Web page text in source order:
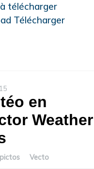
télécharger
Télécharger
en
Weather
pictos Vecto